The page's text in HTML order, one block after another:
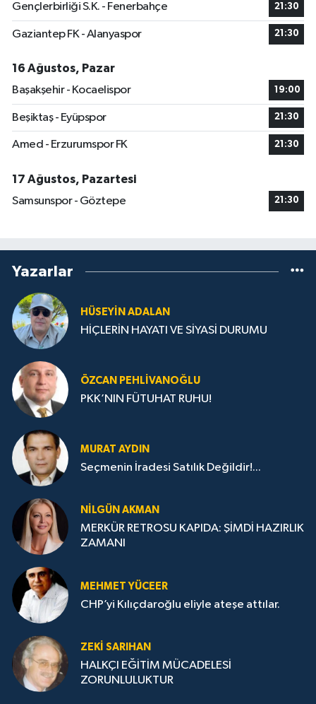
Gençlerbirliği S.K. - Fenerbahçe 21:30
Gaziantep FK - Alanyaspor 21:30
16 Ağustos, Pazar
Başakşehir - Kocaelispor
19:00
Beşiktaş - Eyüpspor 21:30
Amed - Erzurumspor FK 21:30
17 Ağustos, Pazartesi
Samsunspor - Göztepe
21:30
Yazarlar
HÜSEYIN ADALAN
HİÇLERİN HAYATI VE SİYASİ DURUMU
ÖZCAN PEHLIVANOĞLU
PKK’NIN FÜTUHAT RUHU!
MURAT AYDIN
Seçmenin İradesi Satılık Değildir!...
NILGÜN AKMAN
MERKÜR RETROSU KAPIDA: ŞİMDİ HAZIRLIK
ZAMANI
MEHMET YÜCEER
CHP’yi Kılıçdaroğlu eliyle ateşe attılar.
ZEKI SARIHAN
HALKÇI EĞİTİM MÜCADELESİ
ZORUNLULUKTUR